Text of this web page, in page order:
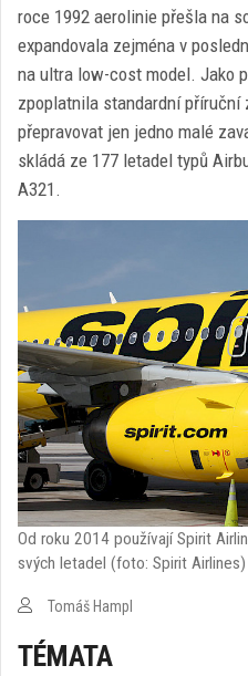
roce 1992 aerolinie přešla na
expandovala zejména v
na ultra low-cost model. Jako
zpoplatnila standardní příruční
přepravovat jen jedno malé
skládá ze 177 letadel typů
A321.
Od roku 2014 používají Spirit
svých letadel (foto: Spirit Airlines)
Tomáš Hampl
TÉMATA